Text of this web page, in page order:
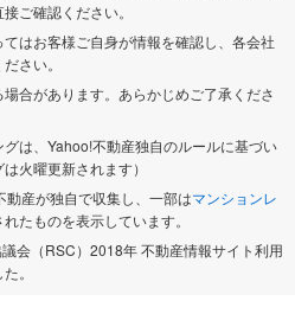
ご確認ください。
はお客様ご自身が情報を確認し、各会社
さい。
合があります。あらかじめご了承くださ
は、Yahoo!不動産独自のルールに基づい
火曜更新されます）
産が独自で収集し、一部はマンションレ
たものを表示しています。
会（RSC）2018年 不動産情報サイト利用
。